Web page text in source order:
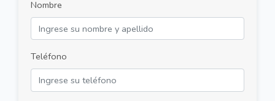
Nombre
Teléfono